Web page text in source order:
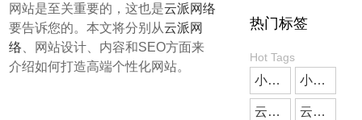
网站是至关重要的，这也是云派网络
要告诉您的。本文将分别从云派网
络 、网站设计、内容和SEO方面来
介绍如何打造高端个性化网站。
现实
一款受欢
迎的社交
媒体应用
热门标签
Hot Tags
小微公司 小程序开发
云派网络 云派小程序开发